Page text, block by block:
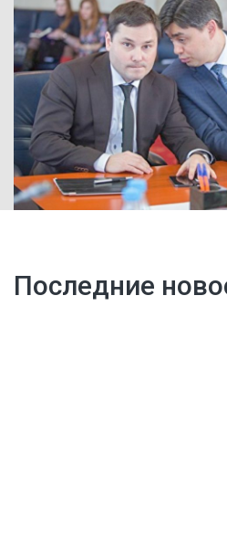
Последние